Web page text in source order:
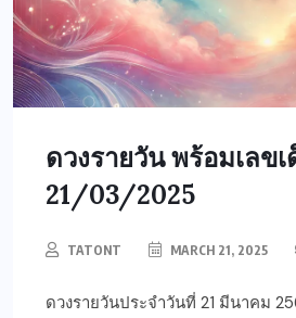
ดวงรายวัน พร้อมเลข
21/03/2025
TATONT MARCH 21, 2025
ดวงรายวันประจำวันที่ 21 มีนาคม